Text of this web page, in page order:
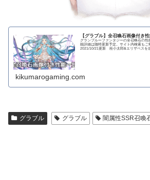
【グラブル】全召喚石画像付き
グランブルーファンタジーの全召喚石の
能詳細は随時更新予定。サイト内検索も
2021/10/21更新 桂小太郎&エリザベス
kikumarogaming.com
グラブル グラブル 闇属性SSR召喚